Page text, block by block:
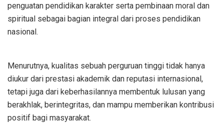
penguatan pendidikan karakter serta pembinaan moral dan
spiritual sebagai bagian integral dari proses pendidikan
nasional.
Menurutnya, kualitas sebuah perguruan tinggi tidak hanya
diukur dari prestasi akademik dan reputasi internasional,
tetapi juga dari keberhasilannya membentuk lulusan yang
berakhlak, berintegritas, dan mampu memberikan kontribusi
positif bagi masyarakat.